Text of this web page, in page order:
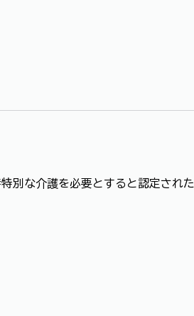
別な介護を必要とすると認定された